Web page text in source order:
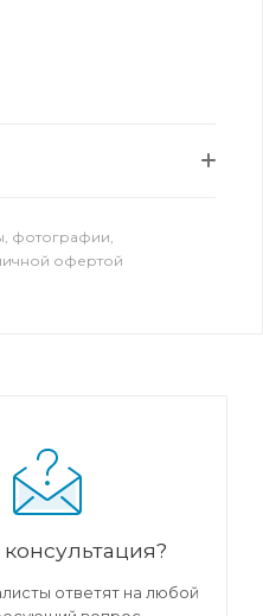
фотографии,
офертой
ответят на любой